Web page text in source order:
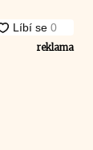
reklama